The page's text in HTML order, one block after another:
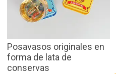
Posavasos originales en
forma de lata de
conservas